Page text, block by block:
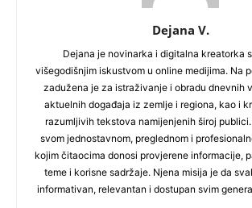
Dejana V.
Dejana je novinarka i digitalna kreatorka
višegodišnjim iskustvom u online medijima. Na
zadužena je za istraživanje i obradu dnevnih
aktuelnih događaja iz zemlje i regiona, kao i
razumljivih tekstova namijenjenih široj
svom jednostavnom, preglednom i
kojim čitaocima donosi provjerene informacije,
teme i korisne sadržaje. Njena misija je da
informativan, relevantan i dostupan svim